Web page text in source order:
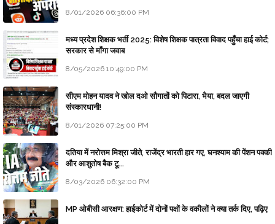
8/01/2026 06:36:00 PM
मध्य प्रदेश शिक्षक भर्ती 2025: विशेष शिक्षक पात्रता विवाद पहुँचा हाई कोर्ट;
सरकार से माँगा जवाब
8/05/2026 10:49:00 PM
सीएम मोहन यादव ने खोल दओ सौगातों को पिटारा, भैया, बदल जाएगी
संस्कारधानी!
8/01/2026 07:25:00 PM
दतिया में नरोत्तम मिश्रा जीते, राजेंद्र भारती हार गए, घनश्याम की पेंशन पक्की
और आशुतोष बैक टू...
8/03/2026 06:32:00 PM
MP ओबीसी आरक्षण: हाईकोर्ट में दोनों पक्षों के वकीलों ने क्या तर्क दिए, पढ़िए